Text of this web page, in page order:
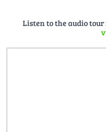
Listen to the audio